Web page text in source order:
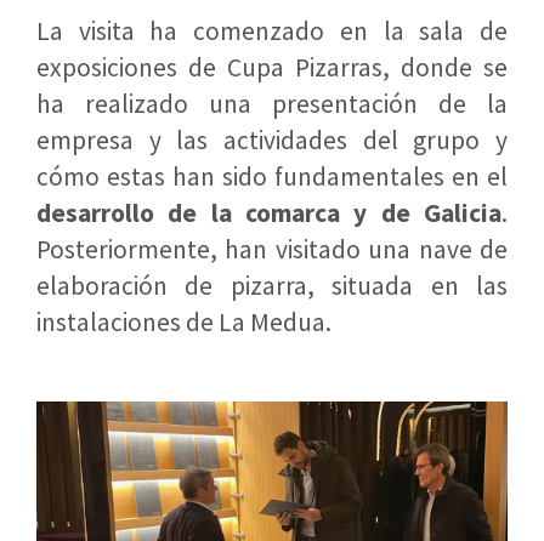
La visita ha comenzado en la sala de
exposiciones de Cupa Pizarras, donde se
ha realizado una presentación de la
empresa y las actividades del grupo y
cómo estas han sido fundamentales en el
desarrollo de la comarca y de Galicia.
Posteriormente, han visitado una nave de
elaboración de pizarra, situada en las
instalaciones de La Medua.